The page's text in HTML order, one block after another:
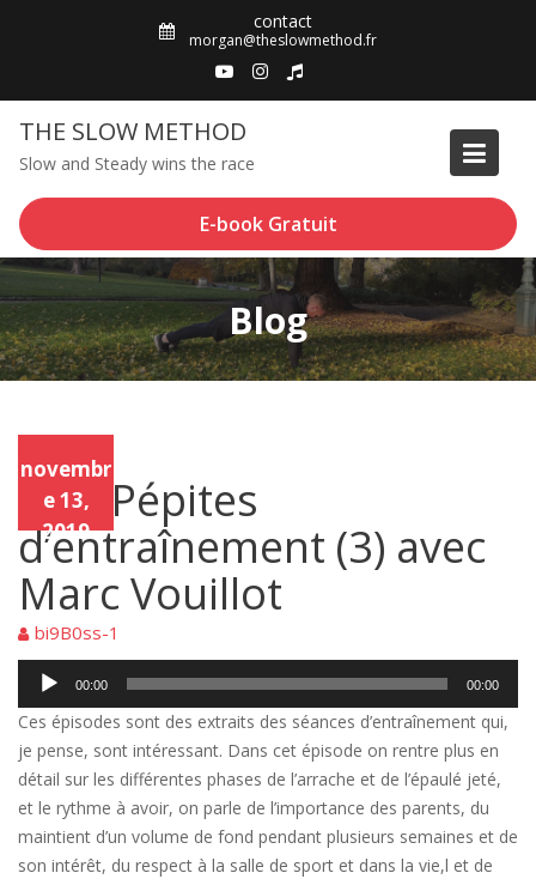
contact
morgan@theslowmethod.fr
THE SLOW METHOD
Slow and Steady wins the race
E-book Gratuit
Blog
ast
novembr
e 13,
2019
20 – Pépites
d’entraînement (3) avec
Marc Vouillot
bi9B0ss-1
Lecteur
00:00 00:00
Ces épisodes sont des extraits des séances d’entraînement qui,
je pense, sont intéressant. Dans cet épisode on rentre plus en
détail sur les différentes phases de l’arrache et de l’épaulé jeté,
et le rythme à avoir, on parle de l’importance des parents, du
maintient d’un volume de fond pendant plusieurs semaines et de
son intérêt, du respect à la salle de sport et dans la vie,l et de